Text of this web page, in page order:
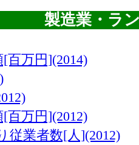
製造業・ラ
百万円](2014)
百万円](2012)
従業者数[人](2012)